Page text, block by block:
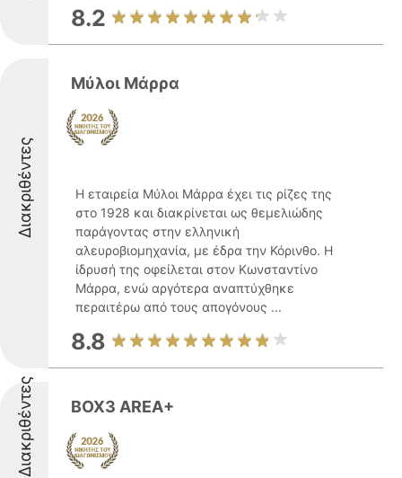
8.2
Διακριθέντες
Μύλοι Μάρρα
Η εταιρεία Μύλοι Μάρρα έχει τις ρίζες της
στο 1928 και διακρίνεται ως θεμελιώδης
παράγοντας στην ελληνική
αλευροβιομηχανία, με έδρα την Κόρινθο. Η
ίδρυσή της οφείλεται στον Κωνσταντίνο
Μάρρα, ενώ αργότερα αναπτύχθηκε
περαιτέρω από τους απογόνους ...
8.8
Διακριθέντες BOX3 AREA+